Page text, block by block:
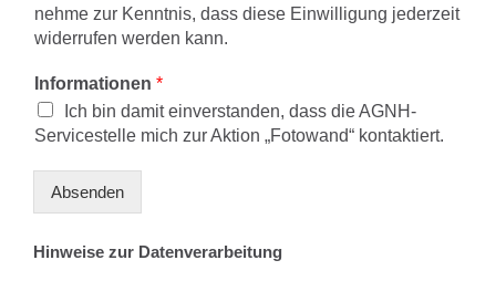
nehme zur Kenntnis, dass diese Einwilligung jederzeit
widerrufen werden kann.
Informationen *
Ich bin damit einverstanden, dass die AGNH-
Servicestelle mich zur Aktion „Fotowand“ kontaktiert.
Absenden
Hinweise zur Datenverarbeitung